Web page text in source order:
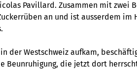
Pavillard. Zusammen mit zwei
an und ist ausserdem im
der Westschweiz aufkam,
Beunruhigung, die jetzt dort